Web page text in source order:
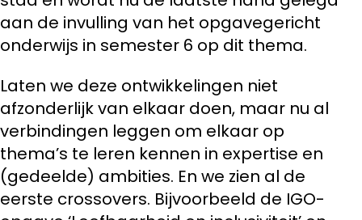
aan de invulling van het opgavegericht
onderwijs in semester 6 op dit thema.
Laten we deze ontwikkelingen niet
afzonderlijk van elkaar doen, maar nu al
verbindingen leggen om elkaar op
thema’s te leren kennen in expertise en
(gedeelde) ambities. En we zien al de
eerste crossovers. Bijvoorbeeld de IGO-